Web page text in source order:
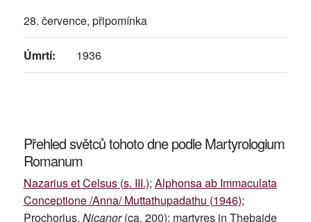
28. července, připomínka
Úmrtí: 1936
Přehled světců tohoto dne podle Martyrologium
Romanum
Nazarius et Celsus (s. III.); Alphonsa ab Immaculata
Conceptione /Anna/ Muttathupadathu (1946);
Prochorius, Nicanor(ca. 200); martyres in Thebaide